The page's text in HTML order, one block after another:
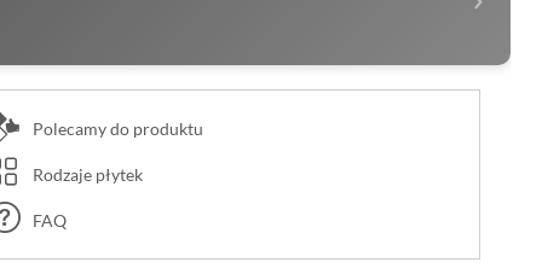
Polecamy do produktu
Rodzaje płytek
FAQ